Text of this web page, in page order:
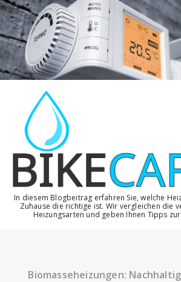
Zum
Inhalt
springen
In diesem Blogbeitrag erfahren Sie, welche
Zuhause die richtige ist. Wir vergleichen die
Heizungsarten und geben Ihnen Tipps
Biomasseheizungen: